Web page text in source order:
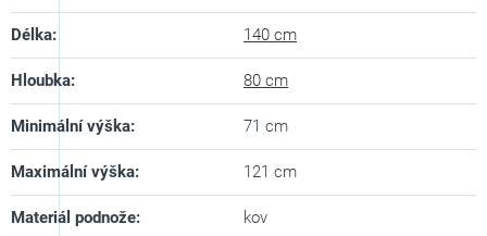
Délka: 140 cm
Hloubka: 80 cm
Minimální výška: 71 cm
Maximální výška: 121 cm
Materiál podnože: kov